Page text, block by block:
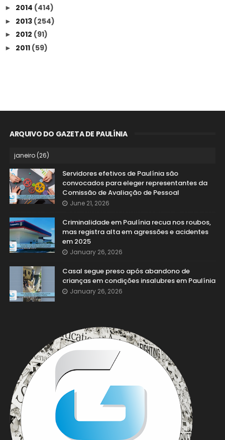
► 2014 (414)
► 2013 (254)
► 2012 (91)
► 2011 (59)
ARQUIVO DO GAZETA DE PAULÍNIA
Servidores efetivos de Paulínia são
convocados para eleger representantes da
Comissão de Avaliação de Pessoal
June 21, 2026
Criminalidade em Paulínia recua nos roubos,
mas registra alta em agressões e acidentes
em 2025
January 26, 2026
Casal segue preso após abandono de
crianças em condições insalubres em Paulínia
January 26, 2026